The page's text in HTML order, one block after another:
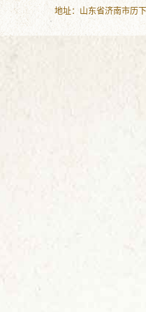
地址：山东省济南市历